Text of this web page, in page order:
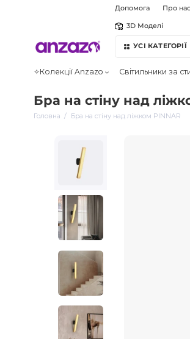
Допомога Про нас
3D Моделі
УСІ КАТЕГОРІЇ
✧Колекції Anzazo Світильники за
Бра на стіну над
Головна Бра на стіну над ліжком PINNAR